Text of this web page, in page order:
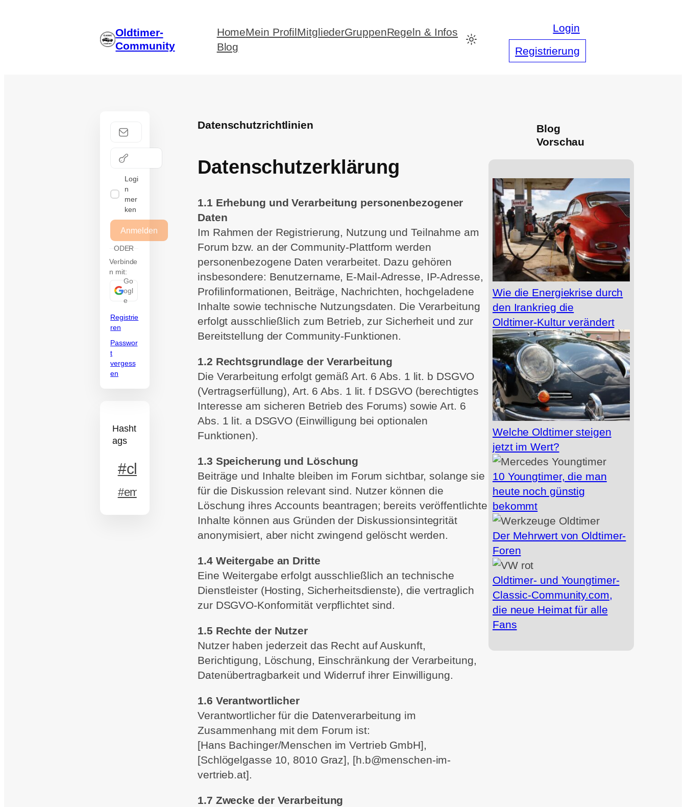
Oldtimer-
Community
HomeMein ProfilMitgliederGruppenRegeln & Infos
Blog
Login
Registrierung
Logi
n
mer
ken
Anmelden
ODER
Verbinde
n mit:
Go
ogl
e
Registrie
ren
Passwor
t
vergess
en
Hasht
ags
#classic
#emotion
Datenschutzrichtlinien
Datenschutzerklärung
1.1 Erhebung und Verarbeitung personenbezogener
Daten
Im Rahmen der Registrierung, Nutzung und Teilnahme am
Forum bzw. an der Community-Plattform werden
personenbezogene Daten verarbeitet. Dazu gehören
insbesondere: Benutzername, E‑Mail‑Adresse, IP‑Adresse,
Profilinformationen, Beiträge, Nachrichten, hochgeladene
Inhalte sowie technische Nutzungsdaten. Die Verarbeitung
erfolgt ausschließlich zum Betrieb, zur Sicherheit und zur
Bereitstellung der Community‑Funktionen.
1.2 Rechtsgrundlage der Verarbeitung
Die Verarbeitung erfolgt gemäß Art. 6 Abs. 1 lit. b DSGVO
(Vertragserfüllung), Art. 6 Abs. 1 lit. f DSGVO (berechtigtes
Interesse am sicheren Betrieb des Forums) sowie Art. 6
Abs. 1 lit. a DSGVO (Einwilligung bei optionalen
Funktionen).
1.3 Speicherung und Löschung
Beiträge und Inhalte bleiben im Forum sichtbar, solange sie
für die Diskussion relevant sind. Nutzer können die
Löschung ihres Accounts beantragen; bereits veröffentlichte
Inhalte können aus Gründen der Diskussionsintegrität
anonymisiert, aber nicht zwingend gelöscht werden.
1.4 Weitergabe an Dritte
Eine Weitergabe erfolgt ausschließlich an technische
Dienstleister (Hosting, Sicherheitsdienste), die vertraglich
zur DSGVO‑Konformität verpflichtet sind.
1.5 Rechte der Nutzer
Nutzer haben jederzeit das Recht auf Auskunft,
Berichtigung, Löschung, Einschränkung der Verarbeitung,
Datenübertragbarkeit und Widerruf ihrer Einwilligung.
1.6 Verantwortlicher
Verantwortlicher für die Datenverarbeitung im
Zusammenhang mit dem Forum ist:
[Hans Bachinger/Menschen im Vertrieb GmbH],
[Schlögelgasse 10, 8010 Graz], [h.b@menschen-im-
vertrieb.at].
1.7 Zwecke der Verarbeitung
Blog
Vorschau
Wie die Energiekrise durch
den Irankrieg die
Oldtimer‑Kultur verändert
Welche Oldtimer steigen
jetzt im Wert?
10 Youngtimer, die man
heute noch günstig
bekommt
Der Mehrwert von Oldtimer-
Foren
Oldtimer- und Youngtimer-
Classic-Community.com,
die neue Heimat für alle
Fans